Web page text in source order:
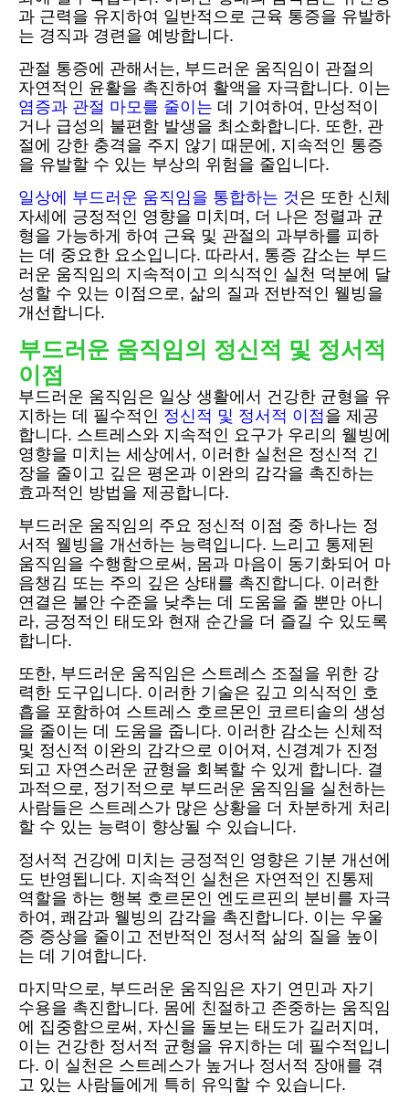
과 근력을 유지하여 일반적으로 근육 통증을 유발하
는 경직과 경련을 예방합니다.
관절 통증에 관해서는, 부드러운 움직임이 관절의
자연적인 윤활을 촉진하여 활액을 자극합니다. 이는
염증과 관절 마모를 줄이는 데 기여하여, 만성적이
거나 급성의 불편함 발생을 최소화합니다. 또한, 관
절에 강한 충격을 주지 않기 때문에, 지속적인 통증
을 유발할 수 있는 부상의 위험을 줄입니다.
일상에 부드러운 움직임을 통합하는 것은 또한 신체
자세에 긍정적인 영향을 미치며, 더 나은 정렬과 균
형을 가능하게 하여 근육 및 관절의 과부하를 피하
는 데 중요한 요소입니다. 따라서, 통증 감소는 부드
러운 움직임의 지속적이고 의식적인 실천 덕분에 달
성할 수 있는 이점으로, 삶의 질과 전반적인 웰빙을
개선합니다.
부드러운 움직임의 정신적 및 정서적
이점
부드러운 움직임은 일상 생활에서 건강한 균형을 유
지하는 데 필수적인 정신적 및 정서적 이점을 제공
합니다. 스트레스와 지속적인 요구가 우리의 웰빙에
영향을 미치는 세상에서, 이러한 실천은 정신적 긴
장을 줄이고 깊은 평온과 이완의 감각을 촉진하는
효과적인 방법을 제공합니다.
부드러운 움직임의 주요 정신적 이점 중 하나는 정
서적 웰빙을 개선하는 능력입니다. 느리고 통제된
움직임을 수행함으로써, 몸과 마음이 동기화되어 마
음챙김 또는 주의 깊은 상태를 촉진합니다. 이러한
연결은 불안 수준을 낮추는 데 도움을 줄 뿐만 아니
라, 긍정적인 태도와 현재 순간을 더 즐길 수 있도록
합니다.
또한, 부드러운 움직임은 스트레스 조절을 위한 강
력한 도구입니다. 이러한 기술은 깊고 의식적인 호
흡을 포함하여 스트레스 호르몬인 코르티솔의 생성
을 줄이는 데 도움을 줍니다. 이러한 감소는 신체적
및 정신적 이완의 감각으로 이어져, 신경계가 진정
되고 자연스러운 균형을 회복할 수 있게 합니다. 결
과적으로, 정기적으로 부드러운 움직임을 실천하는
사람들은 스트레스가 많은 상황을 더 차분하게 처리
할 수 있는 능력이 향상될 수 있습니다.
정서적 건강에 미치는 긍정적인 영향은 기분 개선에
도 반영됩니다. 지속적인 실천은 자연적인 진통제
역할을 하는 행복 호르몬인 엔도르핀의 분비를 자극
하여, 쾌감과 웰빙의 감각을 촉진합니다. 이는 우울
증 증상을 줄이고 전반적인 정서적 삶의 질을 높이
는 데 기여합니다.
마지막으로, 부드러운 움직임은 자기 연민과 자기
수용을 촉진합니다. 몸에 친절하고 존중하는 움직임
에 집중함으로써, 자신을 돌보는 태도가 길러지며,
이는 건강한 정서적 균형을 유지하는 데 필수적입니
다. 이 실천은 스트레스가 높거나 정서적 장애를 겪
고 있는 사람들에게 특히 유익할 수 있습니다.